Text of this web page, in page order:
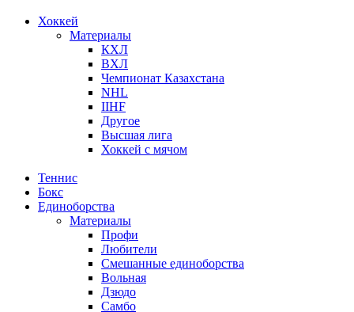
Хоккей
Материалы
КХЛ
ВХЛ
Чемпионат Казахстана
NHL
IIHF
Другое
Высшая лига
Хоккей с мячом
Теннис
Бокс
Единоборства
Материалы
Профи
Любители
Смешанные единоборства
Вольная
Дзюдо
Самбо